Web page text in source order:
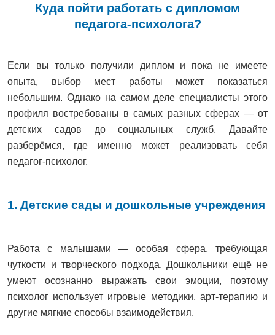
Куда пойти работать с дипломом
педагога-психолога?
Если вы только получили диплом и пока не имеете
опыта, выбор мест работы может показаться
небольшим. Однако на самом деле специалисты этого
профиля востребованы в самых разных сферах — от
детских садов до социальных служб. Давайте
разберёмся, где именно может реализовать себя
педагог-психолог.
1. Детские сады и дошкольные учреждения
Работа с малышами — особая сфера, требующая
чуткости и творческого подхода. Дошкольники ещё не
умеют осознанно выражать свои эмоции, поэтому
психолог использует игровые методики, арт-терапию и
другие мягкие способы взаимодействия.